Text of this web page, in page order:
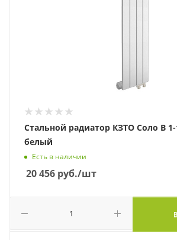
Стальной радиатор КЗТО Соло В 1-
белый
Есть в наличии
20 456 руб./шт